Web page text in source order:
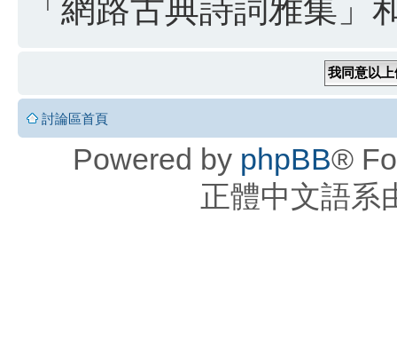
「網路古典詩詞雅集
討論區首頁
Powered by phpBB®
正體中文語系